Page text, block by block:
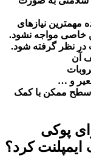
مهمترین نیازهای
خاصی مواجه نشود.
در نظر گرفته شود.
آن
و …
سطح ممکن با کمک
پوکی
کرد؟